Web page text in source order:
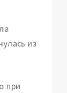
из
при